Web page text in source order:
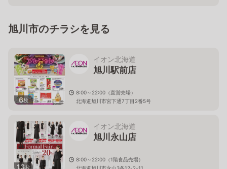
旭川市のチラシを見る
6枚
イオン北海道
旭川駅前店
8:00～22:00（直営売場）
北海道旭川市宮下通7丁目2番5号
13枚
イオン北海道
旭川永山店
8:00～22:00（1階食品売場）